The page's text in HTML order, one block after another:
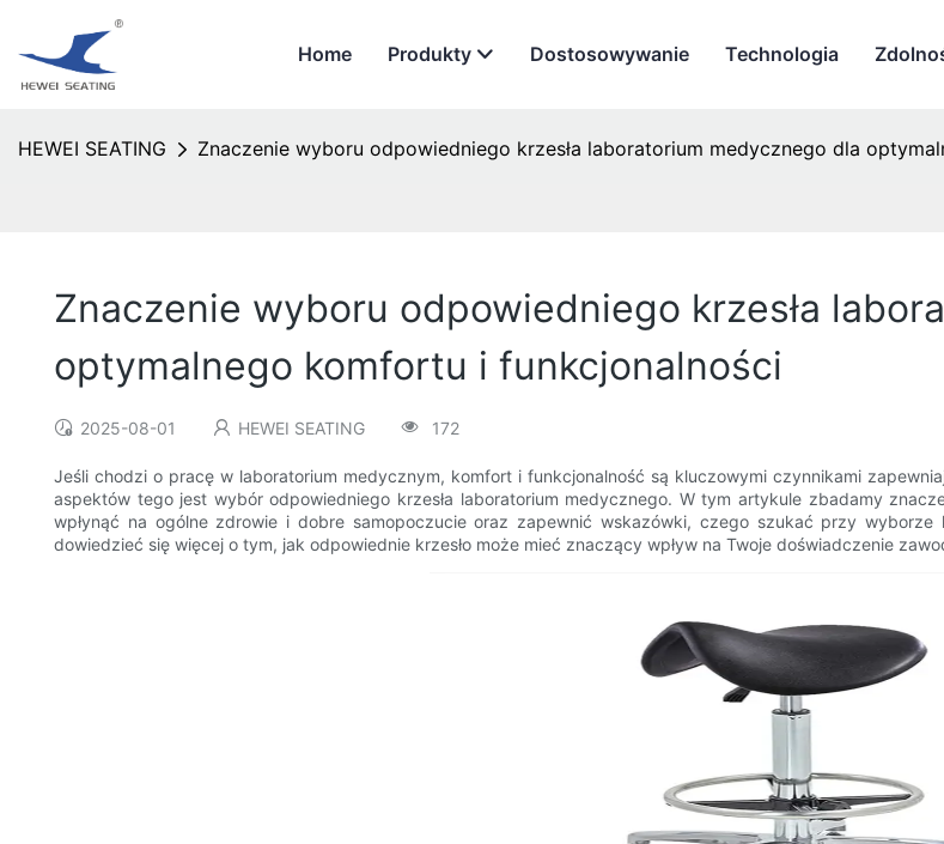
Home Produkty Dostosowywanie Technologia
HEWEI SEATING Znaczenie wyboru odpowiedniego krzesła laboratorium medycznego dla
Znaczenie wyboru odpowiedniego krzesła
optymalnego komfortu i funkcjonalności
2025-08-01 HEWEI SEATING 172
Jeśli chodzi o pracę w laboratorium medycznym, komfort i funkcjonalność są kluczowymi czynnikami
aspektów tego jest wybór odpowiedniego krzesła laboratorium medycznego. W tym artykule zbadamy
wpłynąć na ogólne zdrowie i dobre samopoczucie oraz zapewnić wskazówki, czego szukać przy
dowiedzieć się więcej o tym, jak odpowiednie krzesło może mieć znaczący wpływ na Twoje doświadczenie